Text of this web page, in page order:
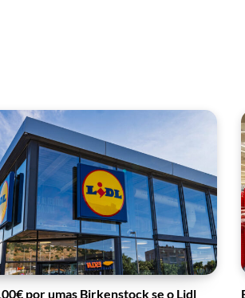
por umas Birkenstock se o Lidl